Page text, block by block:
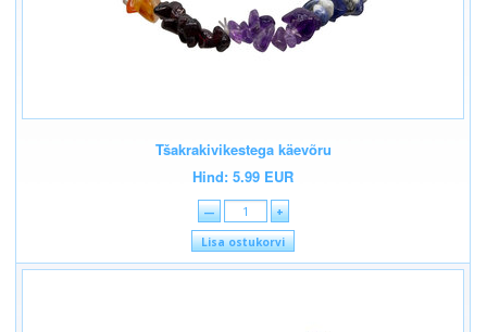
Tšakrakivikestega käevõru
Hind: 5.99 EUR
—
+
Lisa ostukorvi